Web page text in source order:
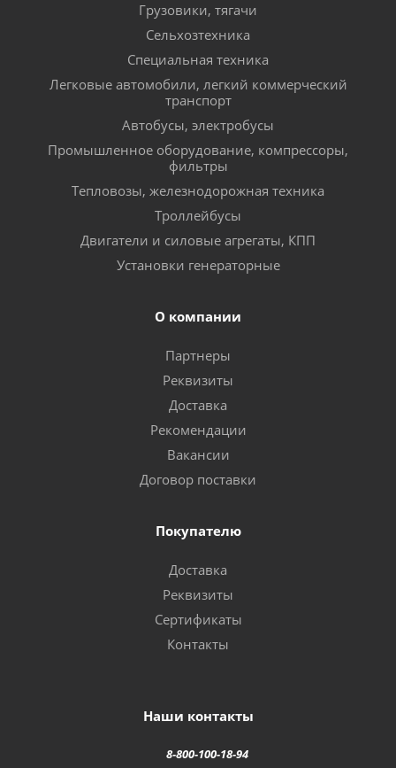
Грузовики, тягачи
Сельхозтехника
Специальная техника
Легковые автомобили, легкий коммерческий
транспорт
Автобусы, электробусы
Промышленное оборудование, компрессоры,
фильтры
Тепловозы, железнодорожная техника
Троллейбусы
Двигатели и силовые агрегаты, КПП
Установки генераторные
О компании
Партнеры
Реквизиты
Доставка
Рекомендации
Вакансии
Договор поставки
Покупателю
Доставка
Реквизиты
Сертификаты
Контакты
Наши контакты
8-800-100-18-94